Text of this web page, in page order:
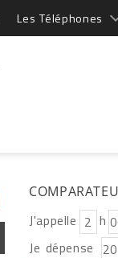
Les Téléphones
J'appelle h
Je dépense